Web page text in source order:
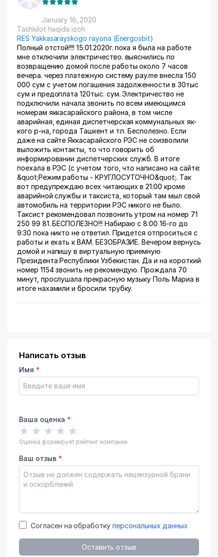
January 16, 2020
Tashkilot haqida izoh
RES Yakkasarayskogo rayona (Energosbit)
Полный отстой!!!! 15.01.2020г. пока я была на работе
мне отключили электричество. выяснились по
возвращению домой после работы около 7 часов
вечера. через платежную систему pay.me внесла 150
000 сум с учетом погашения задолженности в 30тыс
сум и предоплата 120тыс. сум. Электричество не
подключили. начала звонить по всем имеющимся
номерам яккасарайского района, в том числе
аварийная, единая диспетчерская коммунальных як-
кого р-на, города Ташкент и т.п. Бесполезно. Если
даже на сайте Яккасарайского РЭС не соизволили
выложить контакты, то что говорить об
информировании диспетчерских служб. В итоге
поехала в РЭС (с учетом того, что написано на сайте:
&quot;Режим работы - КРУГЛОСУТОЧНО&quot;. Так
вот предупреждаю всех читающих в 21:00 кроме
аварийной службы и таксиста, который там мыл свой
автомобиль на территории РЭС никого не было.
Таксист рекомендовал позвонить утром на номер 71
250 99 81. БЕСПОЛЕЗНО!!! Набираю с 8:00 16-го до
9:30 пока никто не ответил. Придется отпроситься с
работы и ехать к ВАМ. БЕЗОБРАЗИЕ. Вечером вернусь
домой и напишу в виртуальную приемную
Президента Республики Узбекистан. Да и на короткий
номер 1154 звонить не рекомендую. Прождала 70
минут, прослушала прекрасную музыку Поль Мариа в
итоге нахамили и бросили трубку.
Написать отзыв
Имя *
Ваша оценка *
★ ★ ★ ★ ★
Оценка формирует рейтинг компании
Ваш отзыв *
Согласен на обработку персональных данных
Оставить отзыв